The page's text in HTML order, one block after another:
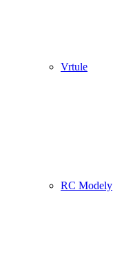
Vrtule
RC Modely